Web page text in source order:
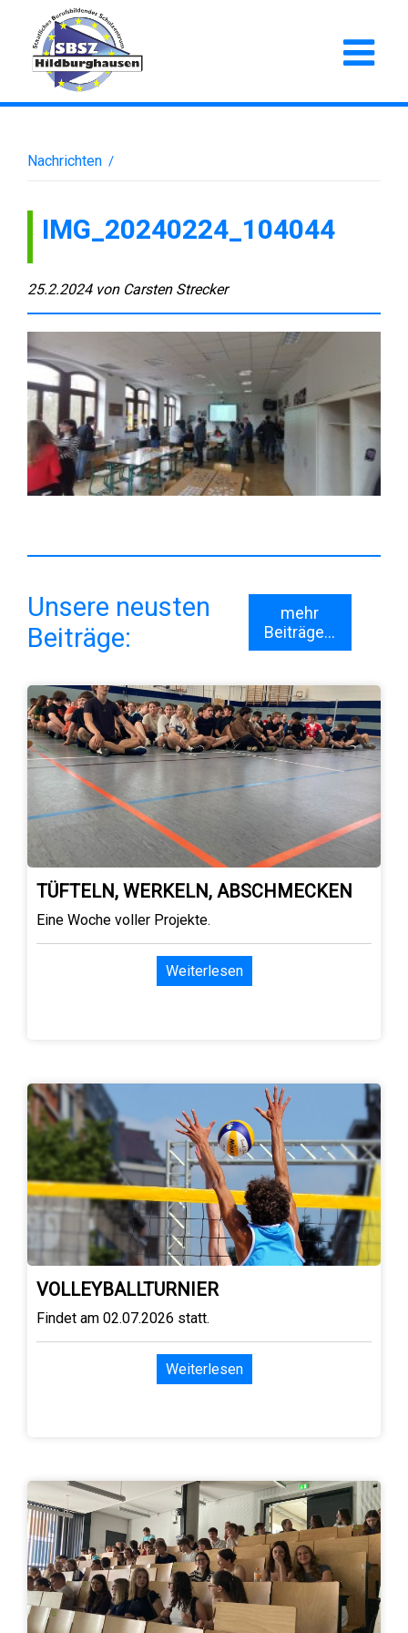
Nachrichten /
IMG_20240224_104044
25.2.2024 von Carsten Strecker
Unsere neusten
Beiträge:
mehr
Beiträge...
TÜFTELN, WERKELN, ABSCHMECKEN
Eine Woche voller Projekte.
Weiterlesen
VOLLEYBALLTURNIER
Findet am 02.07.2026 statt.
Weiterlesen